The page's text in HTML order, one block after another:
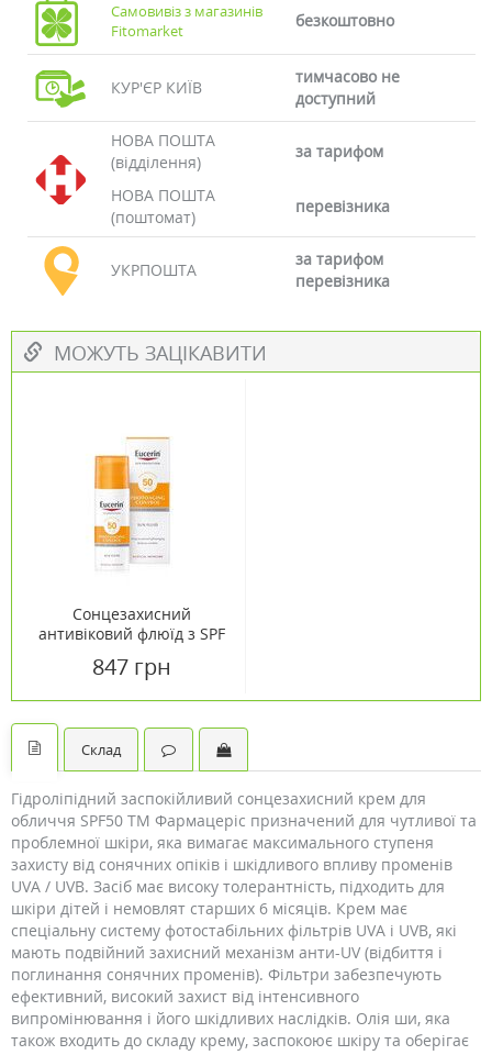
Самовивіз з магазинів
Fitomarket
безкоштовно
КУР'ЄР КИЇВ
тимчасово не
доступний
НОВА ПОШТА
(відділення)
за тарифом
НОВА ПОШТА
(поштомат)
перевізника
УКРПОШТА
за тарифом
перевізника
МОЖУТЬ ЗАЦІКАВИТИ
Сонцезахисний
антивіковий флюїд з SPF
50 мл
847 грн
Склад
Гідроліпідний заспокійливий сонцезахисний крем для
обличчя SPF50 ТМ Фармацеріс призначений для чутливої ​​та
проблемної шкіри, яка вимагає максимального ступеня
захисту від сонячних опіків і шкідливого впливу променів
UVA / UVB. Засіб має високу толерантність, підходить для
шкіри дітей і немовлят старших 6 місяців. Крем має
спеціальну систему фотостабільних фільтрів UVA і UVB, які
мають подвійний захисний механізм анти-UV (відбиття і
поглинання сонячних променів). Фільтри забезпечують
ефективний, високий захист від інтенсивного
випромінювання і його шкідливих наслідків. Олія ши, яка
також входить до складу крему, заспокоює шкіру та оберігає